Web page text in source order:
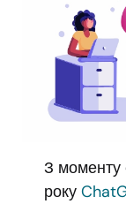
З моменту
року